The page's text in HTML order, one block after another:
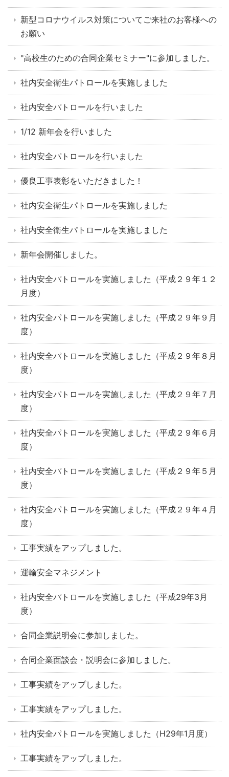
新型コロナウイルス対策についてご来社のお客様への
お願い
"高校生のための合同企業セミナー"に参加しました。
社内安全衛生パトロールを実施しました
社内安全パトロールを行いました
1/12 新年会を行いました
社内安全パトロールを行いました
優良工事表彰をいただきました！
社内安全衛生パトロールを実施しました
社内安全衛生パトロールを実施しました
新年会開催しました。
社内安全パトロールを実施しました（平成２９年１２
月度）
社内安全パトロールを実施しました（平成２９年９月
度）
社内安全パトロールを実施しました（平成２９年８月
度）
社内安全パトロールを実施しました（平成２９年７月
度）
社内安全パトロールを実施しました（平成２９年６月
度）
社内安全パトロールを実施しました（平成２９年５月
度）
社内安全パトロールを実施しました（平成２９年４月
度）
工事実績をアップしました。
運輸安全マネジメント
社内安全パトロールを実施しました（平成29年3月
度）
合同企業説明会に参加しました。
合同企業面談会・説明会に参加しました。
工事実績をアップしました。
工事実績をアップしました。
社内安全パトロールを実施しました（H29年1月度）
工事実績をアップしました。